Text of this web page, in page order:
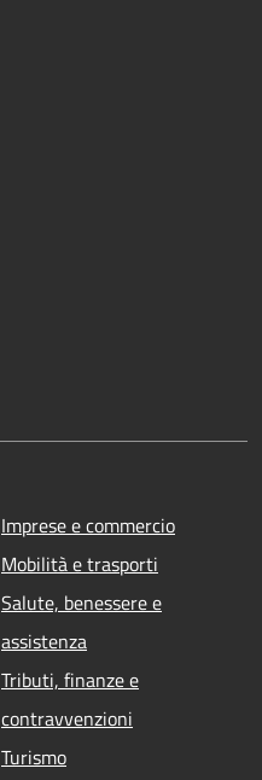
Imprese e commercio
Mobilità e trasporti
Salute, benessere e
assistenza
Tributi, finanze e
contravvenzioni
Turismo